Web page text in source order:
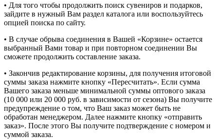
• Для того чтобы продолжить поиск сувениров и подарков,
зайдите в нужный Вам раздел каталога или воспользуйтесь
опцией поиска по сайту.
• В случае обрыва соединения в Вашей «Корзине» остается
выбранный Вами товар и при повторном соединении Вы
сможете продолжить составление заказа.
• Закончив редактирование корзины, для получения итоговой
суммы заказа нажмите кнопку «Пересчитать». Если сумма
Вашего заказа меньше минимальной суммы оптового заказа
(10 000 или 20 000 руб. в зависимости от сезона) Вы получите
предупреждение о том, что Ваш заказ может быть не
обработан менеджером. Далее нажмите кнопку «отправить
заказ». После этого Вы получите подтверждение с номером и
суммой заказа.